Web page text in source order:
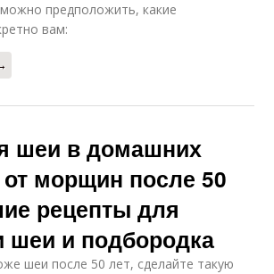
предположить, какие
вам:
шеи в домашних
морщин после 50
рецепты для
шеи и подбородка
шеи после 50 лет, сделайте такую